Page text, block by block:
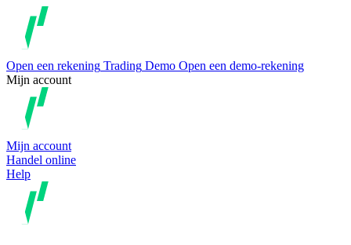
Open een rekening Trading Demo Open een demo-rekening
Mijn account
Mijn account
Handel online
Help